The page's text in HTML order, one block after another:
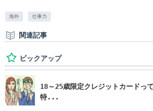
海外 仕事力
関連記事
ピックアップ
18～25歳限定クレジットカードっ
特...